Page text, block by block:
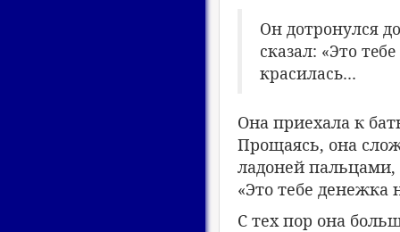
Он дотронулся
сказал: «Это
красилась…
Она приехала к
Прощаясь, она
ладоней пальцами,
«Это тебе денежка
С тех пор она